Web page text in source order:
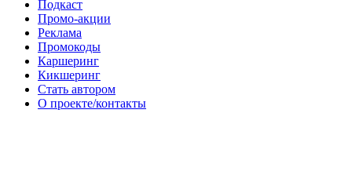
Подкаст
Промо-акции
Реклама
Промокоды
Каршеринг
Кикшеринг
Стать автором
О проекте/контакты